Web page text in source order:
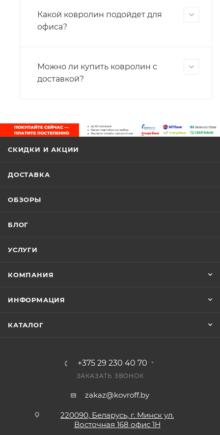
Какой ковролин подойдет для
офиса?
Можно ли купить ковролин с
доставкой?
СКИДКИ И АКЦИИ
ДОСТАВКА
ОБЗОРЫ
БЛОГ
УСЛУГИ
КОМПАНИЯ
ИНФОРМАЦИЯ
КАТАЛОГ
+375 29 230 40 70
ЗАКАЗАТЬ ЗВОНОК
zakaz@kovroff.by
220090, Беларусь, г. Минск ул.
Восточная 168 офис 1Н